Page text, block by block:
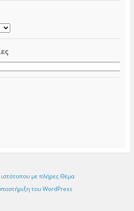
με πλήρες Θέμα
του WordPress